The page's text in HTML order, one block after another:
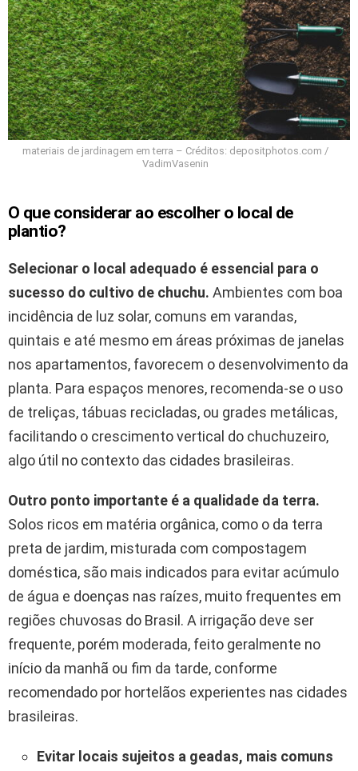
materiais de jardinagem em terra – Créditos: depositphotos.com /
VadimVasenin
O que considerar ao escolher o local de
plantio?
Selecionar o local adequado é essencial para o
sucesso do cultivo de chuchu. Ambientes com boa
incidência de luz solar, comuns em varandas,
quintais e até mesmo em áreas próximas de janelas
nos apartamentos, favorecem o desenvolvimento da
planta. Para espaços menores, recomenda-se o uso
de treliças, tábuas recicladas, ou grades metálicas,
facilitando o crescimento vertical do chuchuzeiro,
algo útil no contexto das cidades brasileiras.
Outro ponto importante é a qualidade da terra.
Solos ricos em matéria orgânica, como o da terra
preta de jardim, misturada com compostagem
doméstica, são mais indicados para evitar acúmulo
de água e doenças nas raízes, muito frequentes em
regiões chuvosas do Brasil. A irrigação deve ser
frequente, porém moderada, feito geralmente no
início da manhã ou fim da tarde, conforme
recomendado por hortelãos experientes nas cidades
brasileiras.
Evitar locais sujeitos a geadas, mais comuns